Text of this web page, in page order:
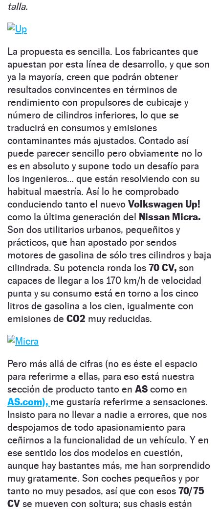
talla.
La propuesta es sencilla. Los fabricantes que
apuestan por esta línea de desarrollo, y que son
ya la mayoría, creen que podrán obtener
resultados convincentes en términos de
rendimiento con propulsores de cubicaje y
número de cilindros inferiores, lo que se
traducirá en consumos y emisiones
contaminantes más ajustados. Contado así
puede parecer sencillo pero obviamente no lo
es en absoluto y supone todo un desafío para
los ingenieros… que están resolviendo con su
habitual maestría. Así lo he comprobado
conduciendo tanto el nuevo Volkswagen Up!
como la última generación del Nissan Micra.
Son dos utilitarios urbanos, pequeñitos y
prácticos, que han apostado por sendos
motores de gasolina de sólo tres cilindros y baja
cilindrada. Su potencia ronda los 70 CV, son
capaces de llegar a los 170 km/h de velocidad
punta y su consumo está en torno a los cinco
litros de gasolina a los cien, igualmente con
emisiones de CO2 muy reducidas.
Pero más allá de cifras (no es éste el espacio
para referirme a ellas, para eso está nuestra
sección de producto tanto en AS como en
AS.com), me gustaría referirme a sensaciones.
Insisto para no llevar a nadie a errores, que nos
despojamos de todo apasionamiento para
ceñirnos a la funcionalidad de un vehículo. Y en
ese sentido los dos modelos en cuestión,
aunque hay bastantes más, me han sorprendido
muy gratamente. Son coches pequeños y por
tanto no muy pesados, así que con esos 70/75
CV se mueven con soltura; sus chasis están